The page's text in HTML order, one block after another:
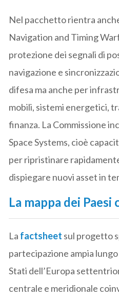
Nel pacchetto rientra
Navigation and Timing
protezione dei segnali di
navigazione e
difesa ma anche per
mobili, sistemi energetici,
finanza. La Commissione
Space Systems, cioè
per ripristinare
dispiegare nuovi asset in
La mappa dei
La factsheet sul progetto
partecipazione ampia
Stati dell’Europa
centrale e meridionale